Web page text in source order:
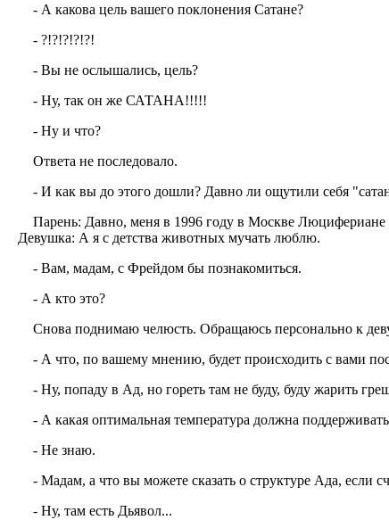
- А какова цель вашего поклонения Сатане?
- ?!?!?!?!?!
- Вы не ослышались, цель?
- Ну, так он же САТАНА!!!!!
- Ну и что?
Ответа не последовало.
- И как вы до этого дошли? Давно ли ощутили себя
Парень: Давно, меня в 1996 году в Москве
Девушка: А я с детства животных мучать люблю.
- Вам, мадам, с Фрейдом бы познакомиться.
- А кто это?
Снова поднимаю челюсть. Обращаюсь персонально к
- А что, по вашему мнению, будет происходить с вами
- Ну, попаду в Ад, но гореть там не буду, буду жарить
- А какая оптимальная температура должна
- Не знаю.
- Мадам, а что вы можете сказать о структуре Ада, если
- Ну, там есть Дьявол...